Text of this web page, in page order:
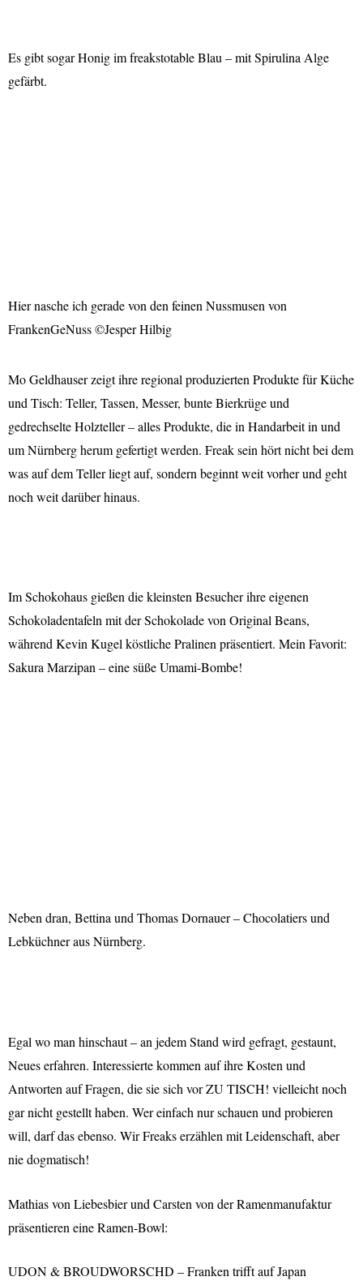
Es gibt sogar Honig im freakstotable Blau – mit Spirulina Alge
gefärbt.
Hier nasche ich gerade von den feinen Nussmusen von
FrankenGeNuss ©Jesper Hilbig
Mo Geldhauser zeigt ihre regional produzierten Produkte für Küche
und Tisch: Teller, Tassen, Messer, bunte Bierkrüge und
gedrechselte Holzteller – alles Produkte, die in Handarbeit in und
um Nürnberg herum gefertigt werden. Freak sein hört nicht bei dem
was auf dem Teller liegt auf, sondern beginnt weit vorher und geht
noch weit darüber hinaus.
Im Schokohaus gießen die kleinsten Besucher ihre eigenen
Schokoladentafeln mit der Schokolade von Original Beans,
während Kevin Kugel köstliche Pralinen präsentiert. Mein Favorit:
Sakura Marzipan – eine süße Umami-Bombe!
Neben dran, Bettina und Thomas Dornauer – Chocolatiers und
Lebküchner aus Nürnberg.
Egal wo man hinschaut – an jedem Stand wird gefragt, gestaunt,
Neues erfahren. Interessierte kommen auf ihre Kosten und
Antworten auf Fragen, die sie sich vor ZU TISCH! vielleicht noch
gar nicht gestellt haben. Wer einfach nur schauen und probieren
will, darf das ebenso. Wir Freaks erzählen mit Leidenschaft, aber
nie dogmatisch!
Mathias von Liebesbier und Carsten von der Ramenmanufaktur
präsentieren eine Ramen-Bowl:
UDON & BROUDWORSCHD – Franken trifft auf Japan